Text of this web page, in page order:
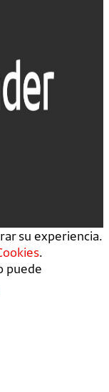
su experiencia.
.
puede